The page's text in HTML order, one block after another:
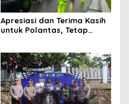
Apresiasi dan Terima Kasih
untuk Polantas, Tetap